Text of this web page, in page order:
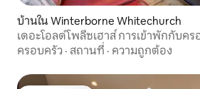
บ้านใน Winterborne Whitechurch
เดอะโอลด์โพลีซเฮาส์ การเข้าพักกับคร
ชนบท
ครอบครัว · สถานที่ · ความถูกต้อง